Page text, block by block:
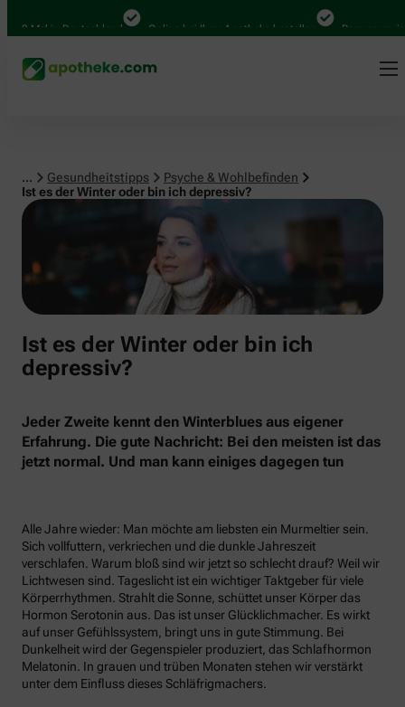
Mal in Deutschland Online bei Ihrer Apotheke bestellen Bequem
... Gesundheitstipps
Psyche & Wohlbefinden
Ist es der Winter oder bin ich depressiv?
Psyche & Wohlbefinden
Ist es der Winter oder bin ich
depressiv?
Jeder Zweite kennt den Winterblues aus eigener
Erfahrung. Die gute Nachricht: Bei den meisten ist das
jetzt normal. Und man kann einiges dagegen tun
Alle Jahre wieder: Man möchte am liebsten ein Murmeltier sein.
Sich vollfuttern, verkriechen und die dunkle Jahreszeit
verschlafen. Warum bloß sind wir jetzt so schlecht drauf? Weil wir
Lichtwesen sind. Tageslicht ist ein wichtiger Taktgeber für viele
Körperrhythmen. Strahlt die Sonne, schüttet unser Körper das
Hormon Serotonin aus. Das ist unser Glücklichmacher. Es wirkt
auf unser Gefühlssystem, bringt uns in gute Stimmung. Bei
Dunkelheit wird der Gegenspieler produziert, das Schlafhormon
Melatonin. In grauen und trüben Monaten stehen wir verstärkt
unter dem Einfluss dieses Schläfrigmachers.